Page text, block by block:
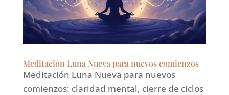
Meditación Luna Nueva para nuevos comienzos
Meditación Luna Nueva para nuevos
comienzos: claridad mental, cierre de ciclos